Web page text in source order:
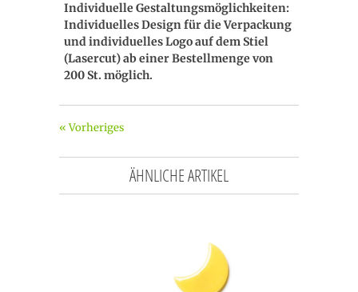
Individuelle Gestaltungsmöglichkeiten:
Individuelles Design für die Verpackung
und individuelles Logo auf dem Stiel
(Lasercut) ab einer Bestellmenge von
200 St. möglich.
« Vorheriges
ÄHNLICHE ARTIKEL